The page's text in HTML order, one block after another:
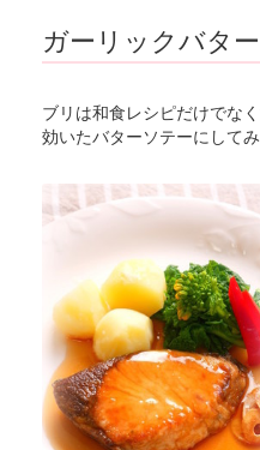
ガーリックバタ
ブリは和食レシピだけでな
効いたバターソテーにしてみ